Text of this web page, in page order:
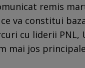
remis
va constitui
cu liderii PNL,
mai jos